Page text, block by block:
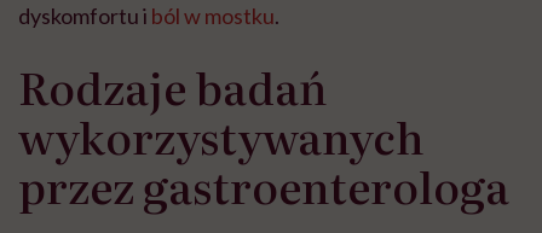
dyskomfortu i ból w mostku.
Rodzaje badań
wykorzystywanych
przez gastroenterologa